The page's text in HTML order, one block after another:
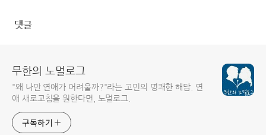
댓글
무한의 노멀로그
"왜 나만 연애가 어려울까?"라는 고민의 명쾌한 해답. 연
애 새로고침을 원한다면, 노멀로그.
구독하기